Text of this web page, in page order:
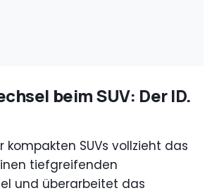
beim SUV: Der ID.
kompakten SUVs vollzieht das
tiefgreifenden
und überarbeitet das